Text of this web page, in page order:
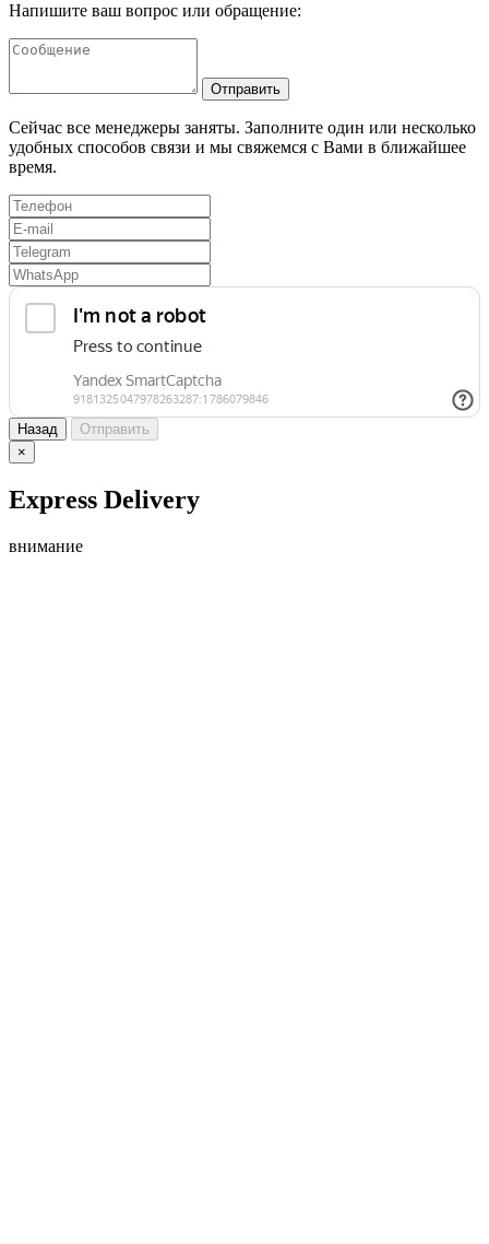
Напишите ваш вопрос или обращение:
Отправить
Сейчас все менеджеры заняты. Заполните один или несколько
удобных способов связи и мы свяжемся с Вами в ближайшее
время.
Назад
Отправить
×
Express Delivery
внимание